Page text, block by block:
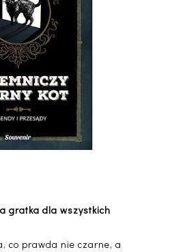
gratka dla wszystkich
co prawda nie czarne, a